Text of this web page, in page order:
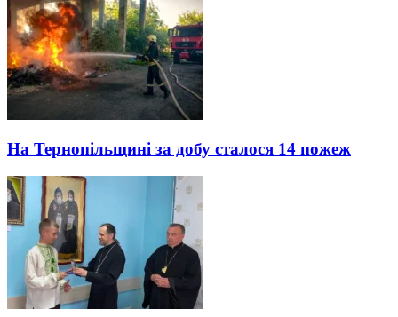
На Тернопільщині за добу сталося 14 пожеж